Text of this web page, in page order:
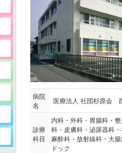
病院
名
医療法人 社団杉原会
診療
科目
内科・外科・胃腸科・
科・皮膚科・泌尿器科
麻酔科・放射線科・大
ドック